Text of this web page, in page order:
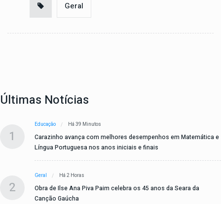
Geral
Últimas Notícias
1
Educação Há 39 Minutos
Carazinho avança com melhores desempenhos em Matemática e
Língua Portuguesa nos anos iniciais e finais
2
Geral Há 2 Horas
Obra de Ilse Ana Piva Paim celebra os 45 anos da Seara da
Canção Gaúcha